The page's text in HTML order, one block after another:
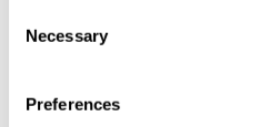
Selection
Necessary
Preferences
Kältemaschine. Vielseitige